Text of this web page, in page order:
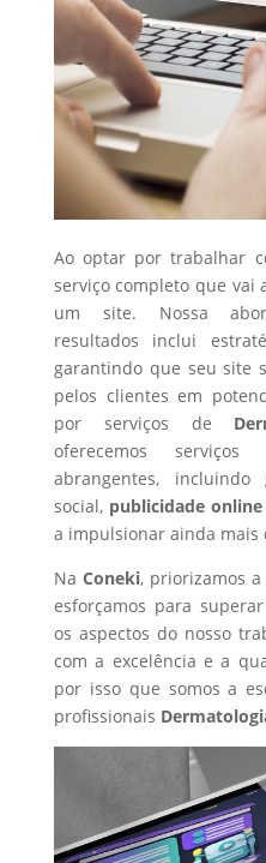
Ao optar por trabalhar
serviço completo que vai
um site. Nossa
resultados inclui
garantindo que seu site
pelos clientes em
por serviços de
oferecemos
abrangentes,
social, publicidade online
a impulsionar ainda mais
Na Coneki, priorizamos
esforçamos para
os aspectos do nosso
com a excelência e a
por isso que somos a
profissionais